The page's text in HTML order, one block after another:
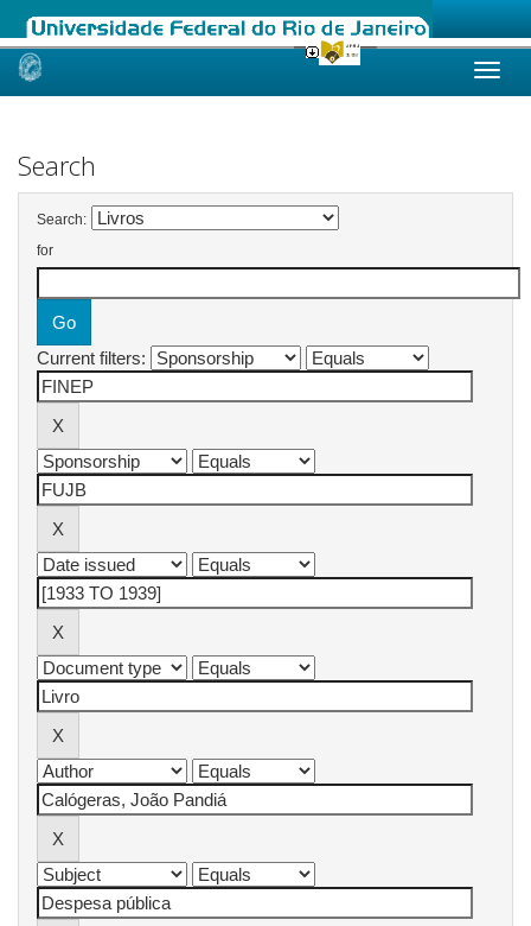
Skip
Search
Search:
for
Current filters: